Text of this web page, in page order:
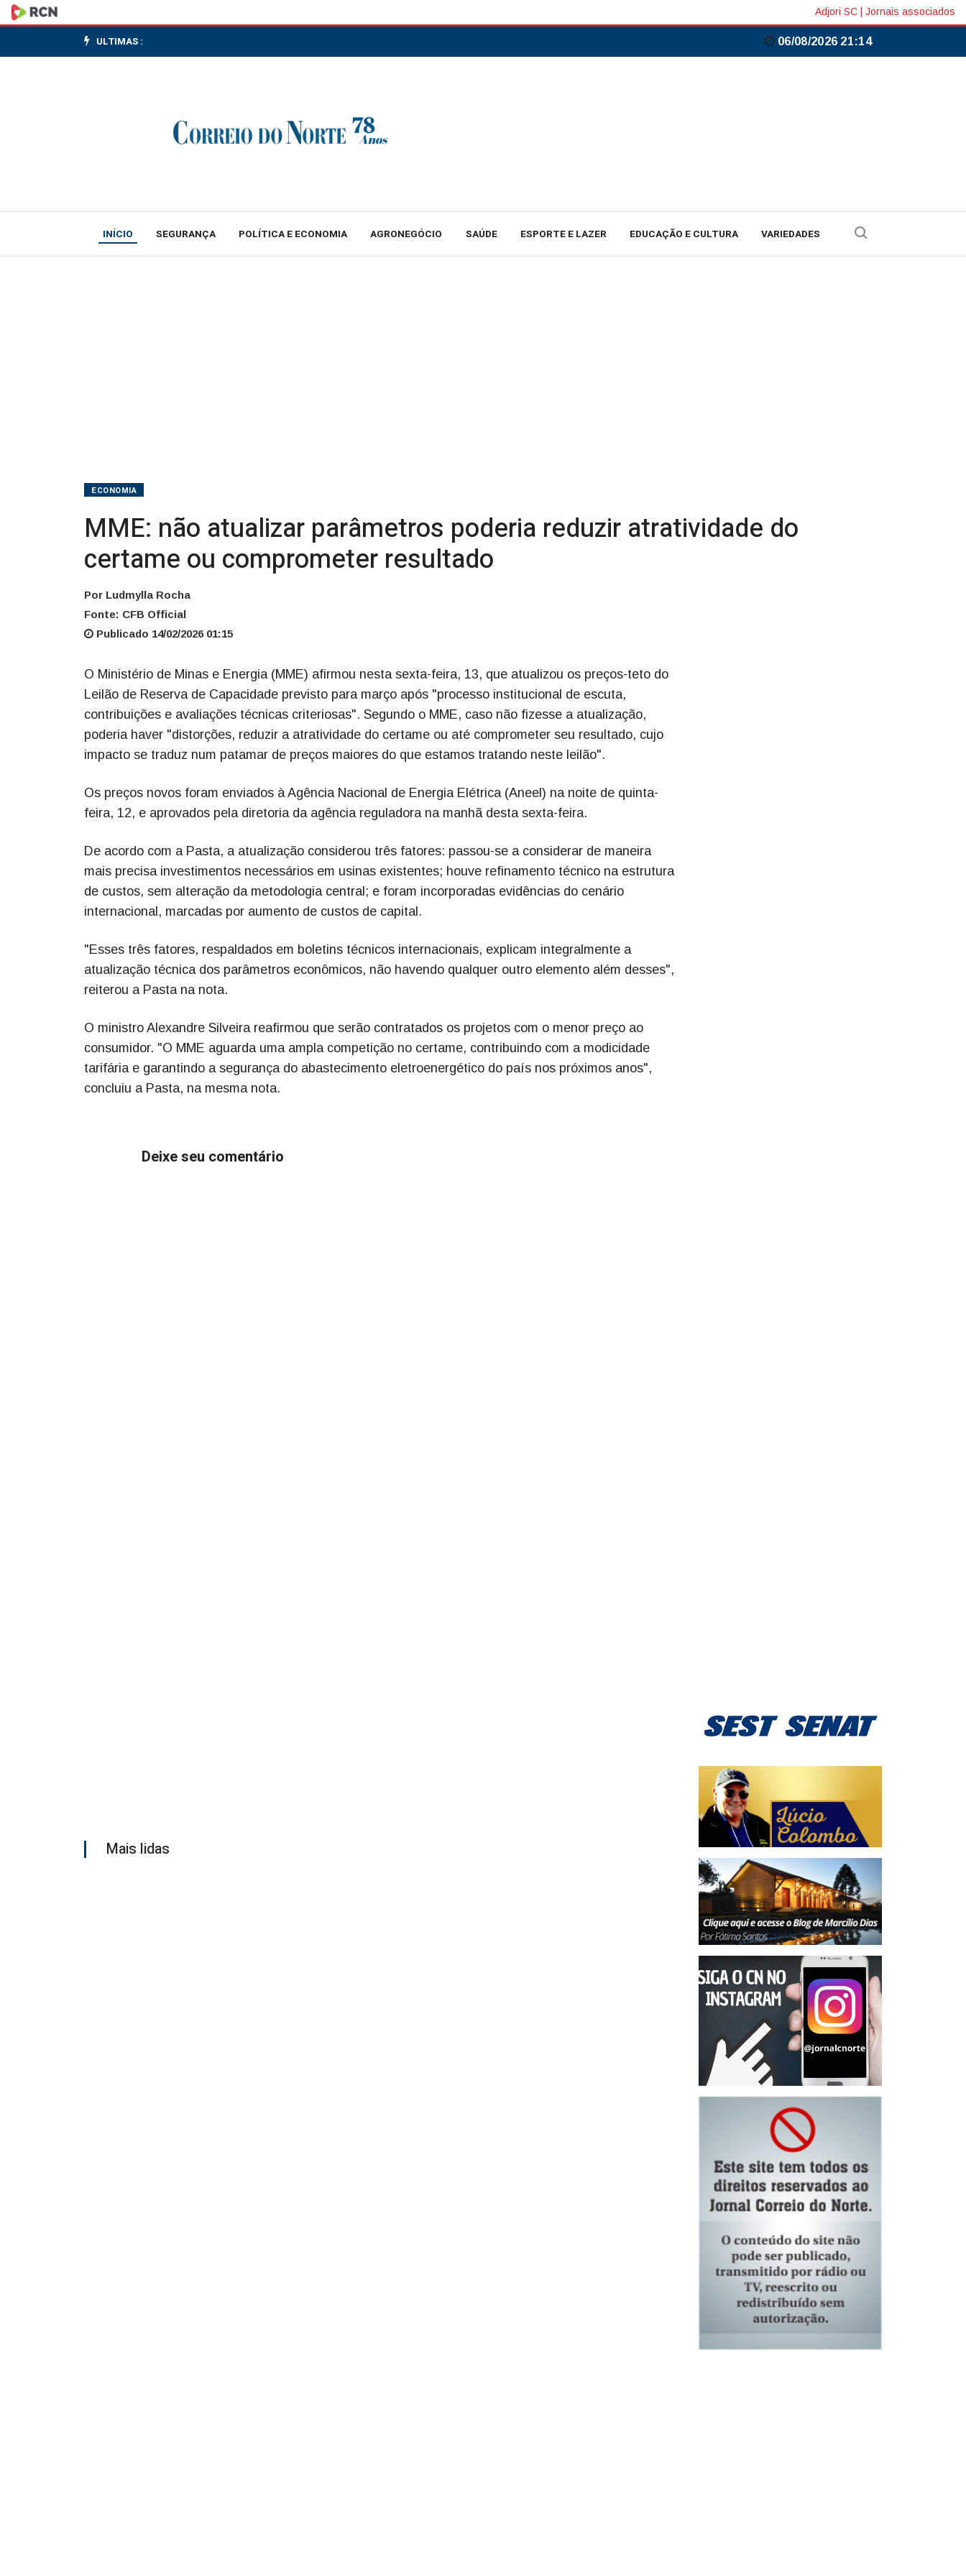
MME:
não
atratividade
Adjori SC Jornais associados
ULTIMAS : 06/08/2026 21:14
INÍCIO SEGURANÇA POLÍTICA E ECONOMIA AGRONEGÓCIO SAÚDE ESPORTE E LAZER EDUCAÇÃO E CULTURA VARIEDADES
ECONOMIA
MME: não atualizar parâmetros poderia reduzir atratividade do
certame ou comprometer resultado
Por Ludmylla Rocha
Fonte: CFB Official
Publicado 14/02/2026 01:15
O Ministério de Minas e Energia (MME) afirmou nesta sexta-feira, 13, que atualizou os preços-teto do
Leilão de Reserva de Capacidade previsto para março após "processo institucional de escuta,
contribuições e avaliações técnicas criteriosas". Segundo o MME, caso não fizesse a atualização,
poderia haver "distorções, reduzir a atratividade do certame ou até comprometer seu resultado, cujo
impacto se traduz num patamar de preços maiores do que estamos tratando neste leilão".
Os preços novos foram enviados à Agência Nacional de Energia Elétrica (Aneel) na noite de quinta-
feira, 12, e aprovados pela diretoria da agência reguladora na manhã desta sexta-feira.
De acordo com a Pasta, a atualização considerou três fatores: passou-se a considerar de maneira
mais precisa investimentos necessários em usinas existentes; houve refinamento técnico na estrutura
de custos, sem alteração da metodologia central; e foram incorporadas evidências do cenário
internacional, marcadas por aumento de custos de capital.
"Esses três fatores, respaldados em boletins técnicos internacionais, explicam integralmente a
atualização técnica dos parâmetros econômicos, não havendo qualquer outro elemento além desses",
reiterou a Pasta na nota.
O ministro Alexandre Silveira reafirmou que serão contratados os projetos com o menor preço ao
consumidor. "O MME aguarda uma ampla competição no certame, contribuindo com a modicidade
tarifária e garantindo a segurança do abastecimento eletroenergético do país nos próximos anos",
concluiu a Pasta, na mesma nota.
Deixe seu comentário
Mais lidas